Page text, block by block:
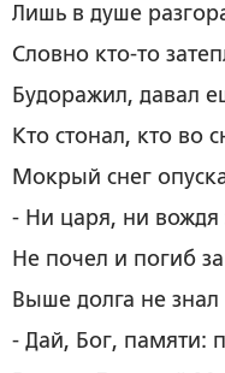
Лишь в душе
Словно кто-то
Будоражил, давал
Кто стонал, кто во
Мокрый снег
- Ни царя, ни вождя
Не почел и погиб
Выше долга не знал
­- Дай, Бог, памяти: